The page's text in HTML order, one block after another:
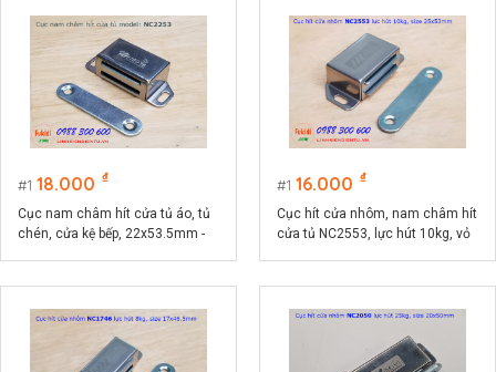
1 18.000 ₫
Cục nam châm hít cửa tủ áo, tủ
chén, cửa kệ bếp, 22x53.5mm -
1 16.000 ₫
Cục hít cửa nhôm, nam châm hít
cửa tủ NC2553, lực hút 10kg, vỏ